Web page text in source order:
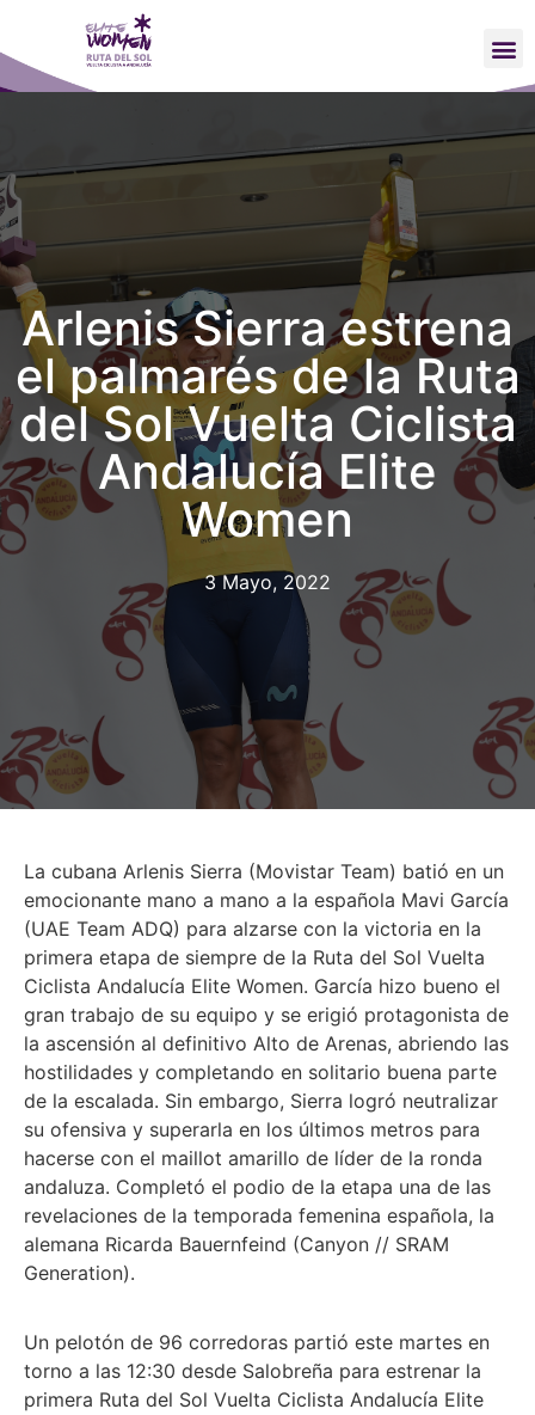
Arlenis Sierra estrena
el palmarés de la Ruta
del Sol Vuelta Ciclista
Andalucía Elite
Women
3 Mayo, 2022
La cubana Arlenis Sierra (Movistar Team) batió en un
emocionante mano a mano a la española Mavi García
(UAE Team ADQ) para alzarse con la victoria en la
primera etapa de siempre de la Ruta del Sol Vuelta
Ciclista Andalucía Elite Women. García hizo bueno el
gran trabajo de su equipo y se erigió protagonista de
la ascensión al definitivo Alto de Arenas, abriendo las
hostilidades y completando en solitario buena parte
de la escalada. Sin embargo, Sierra logró neutralizar
su ofensiva y superarla en los últimos metros para
hacerse con el maillot amarillo de líder de la ronda
andaluza. Completó el podio de la etapa una de las
revelaciones de la temporada femenina española, la
alemana Ricarda Bauernfeind (Canyon // SRAM
Generation).
Un pelotón de 96 corredoras partió este martes en
torno a las 12:30 desde Salobreña para estrenar la
primera Ruta del Sol Vuelta Ciclista Andalucía Elite